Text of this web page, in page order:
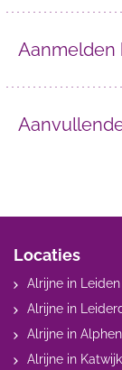
Aanmelden
Locaties
Alrijne in Leiden
Alrijne in
Alrijne in
Alrijne in Katwijk